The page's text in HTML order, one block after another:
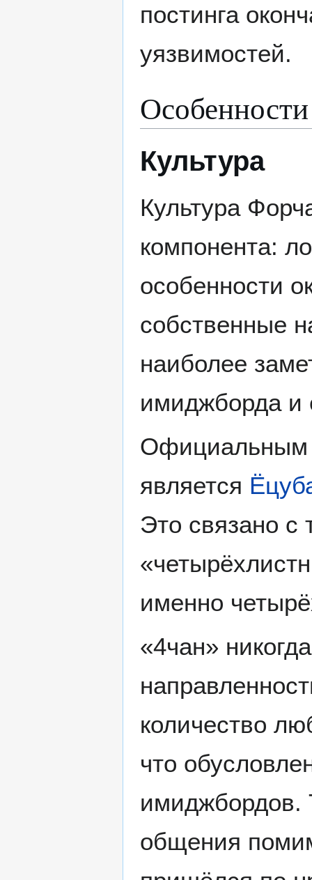
постинга
уязвимостей.
Особенности
Культура
Культура
компонента:
особенности
собственные
наиболее
имиджборда и
Официальным
является
Это связано с
именно
«4чан»
количество
что
общения